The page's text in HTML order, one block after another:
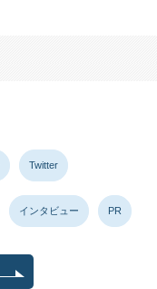
Twitter
インタビュー PR